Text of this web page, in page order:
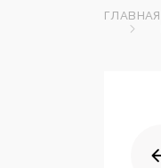
ГЛАВНАЯ